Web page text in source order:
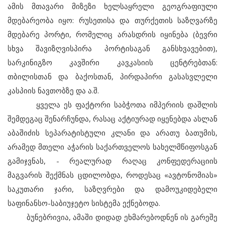
ამის მთავარი მიზეზი ხელსაყრელი გეოგრაფიული
მდებარეობა იყო: რუსეთისა და თურქეთის საზღვარზე
მდებარე პორტი, რომელიც არასდრის იყინება (ბევრი
სხვა შავიზღვისპირა პორტისაგან განსხვავებით),
სარკინიგზო კავშირი კავკასიის ცენტრებთან:
თბილისთან და ბაქოსთან, პირდაპირი გასასვლელი
კასპიის ნავთობზე და ა.შ.
ყველა ეს ფაქტორი საბჭოთა იმპერიის დაშლის
შემდეგაც შენარჩუნდა, რასაც აქტიურად იყენებდა ასლან
აბაშიძის სეპარატისტული კლანი და არათუ ბათუმის,
არამედ მთელი აჭარის საქართველოს სახელმწიფოსგან
გამიჯვნას, - რეალურად რაღაც კონფედერაციის
მაგვარის შექმნას ცდილობდა, როდესაც «ავტონომიას»
საკუთარი ჯარი, საზღვრები და დამოუკიდებელი
საფინანსო-საბიუჯეტო სისტემა ექნებოდა.
ბუნებრივია, ამაში დიდად ეხმარებოდნენ ის გარეშე